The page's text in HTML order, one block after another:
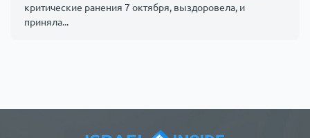
критические ранения 7 октября, выздоровела, и
приняла...